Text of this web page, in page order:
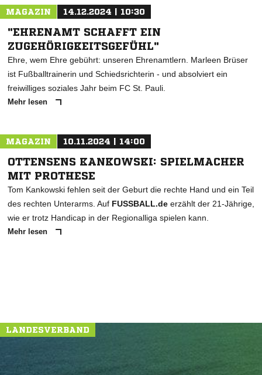
MAGAZIN 14.12.2024 | 10:30
"EHRENAMT SCHAFFT EIN
ZUGEHÖRIGKEITSGEFÜHL"
Ehre, wem Ehre gebührt: unseren Ehrenamtlern. Marleen Brüser
ist Fußballtrainerin und Schiedsrichterin - und absolviert ein
freiwilliges soziales Jahr beim FC St. Pauli.
Mehr lesen
MAGAZIN 10.11.2024 | 14:00
OTTENSENS KANKOWSKI: SPIELMACHER
MIT PROTHESE
Tom Kankowski fehlen seit der Geburt die rechte Hand und ein Teil
des rechten Unterarms. Auf FUSSBALL.de erzählt der 21-Jährige,
wie er trotz Handicap in der Regionalliga spielen kann.
Mehr lesen
LANDESVERBAND